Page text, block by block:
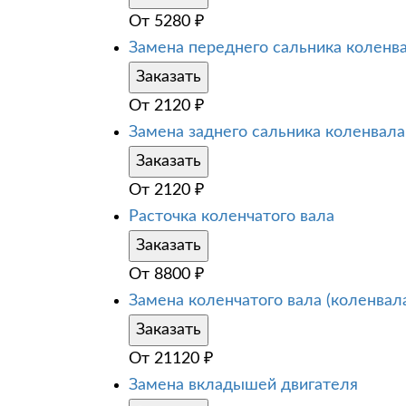
От 5280 ₽
Замена переднего сальника
Заказать
От 2120 ₽
Замена заднего сальника коленвала
Заказать
От 2120 ₽
Расточка коленчатого вала
Заказать
От 8800 ₽
Замена коленчатого вала
Заказать
От 21120 ₽
Замена вкладышей двигателя